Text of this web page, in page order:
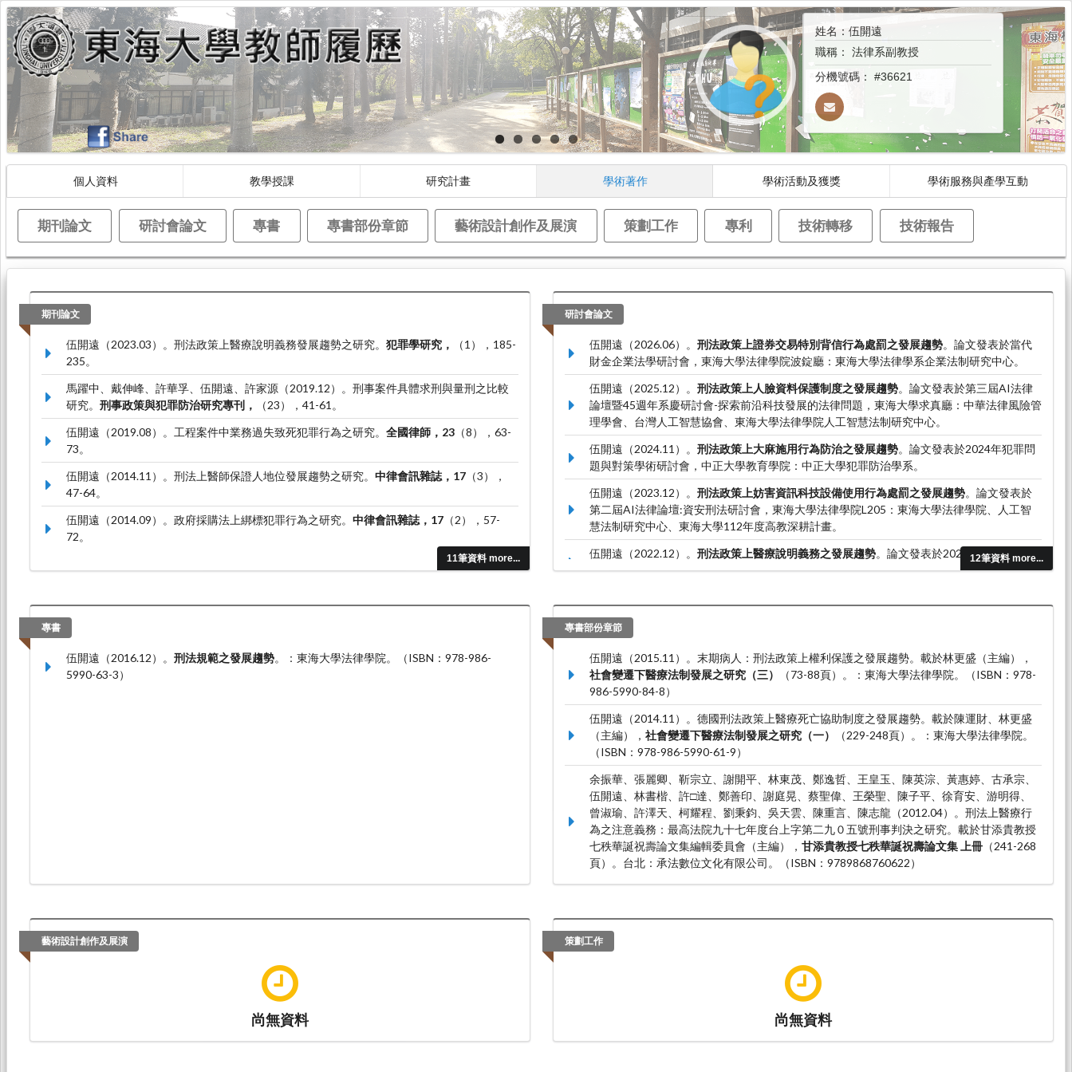
姓名：伍開遠
職稱： 法律系副教授
分機號碼： #36621
個人資料 教學授課 研究計畫 學術著作 學術活動及獲獎 學術服務與產學互動
期刊論文 研討會論文 專書 專書部份章節 藝術設計創作及展演 策劃工作 專利 技術轉移 技術報告
期刊論文
11筆資料 more...
伍開遠（2023.03）。刑法政策上醫療說明義務發展趨勢之研究。 犯罪學研究，
（1），185-
235。
馬躍中、戴伸峰、許華孚、伍開遠、許家源（2019.12）。刑事案件具體求刑與量刑之比較
研究。 刑事政策與犯罪防治研究專刊，
（23），41-61。
伍開遠（2019.08）。工程案件中業務過失致死犯罪行為之研究。 全國律師，23 （8），63-
73。
伍開遠（2014.11）。刑法上醫師保證人地位發展趨勢之研究。 中律會訊雜誌，17 （3），
47-64。
伍開遠（2014.09）。政府採購法上綁標犯罪行為之研究。 中律會訊雜誌，17 （2），57-
72。
研討會論文
12筆資料 more...
伍開遠（2026.06）。 刑法政策上證券交易特別背信行為處罰之發展趨勢。論文發表於當代
財金企業法學研討會，東海大學法律學院波錠廳：東海大學法律學系企業法制研究中心。
伍開遠（2025.12）。 刑法政策上人臉資料保護制度之發展趨勢。論文發表於第三屆AI法律
論壇暨45週年系慶研討會-探索前沿科技發展的法律問題，東海大學求真廳：中華法律風險管
理學會、台灣人工智慧協會、東海大學法律學院人工智慧法制研究中心。
伍開遠（2024.11）。 刑法政策上大麻施用行為防治之發展趨勢。論文發表於2024年犯罪問
題與對策學術研討會，中正大學教育學院：中正大學犯罪防治學系。
伍開遠（2023.12）。 刑法政策上妨害資訊科技設備使用行為處罰之發展趨勢。論文發表於
第二屆AI法律論壇:資安刑法研討會，東海大學法律學院L205：東海大學法律學院、人工智
慧法制研究中心、東海大學112年度高教深耕計畫。
伍開遠（2022.12）。 刑法政策上醫療說明義務之發展趨勢。論文發表於2022年犯罪問題與
對策學術研討會，中正大學教育學院二館：中正大學犯罪防治學系暨研究所。
專書
伍開遠（2016.12）。 刑法規範之發展趨勢。：東海大學法律學院。（ISBN：978-986-
5990-63-3）
專書部份章節
伍開遠（2015.11）。末期病人：刑法政策上權利保護之發展趨勢。載於林更盛（主編），
社會變遷下醫療法制發展之研究（三）
（73-88頁）。：東海大學法律學院。（ISBN：978-
986-5990-84-8）
伍開遠（2014.11）。德國刑法政策上醫療死亡協助制度之發展趨勢。載於陳運財、林更盛
（主編）， 社會變遷下醫療法制發展之研究（一）
（229-248頁）。：東海大學法律學院。
（ISBN：978-986-5990-61-9）
余振華、張麗卿、靳宗立、謝開平、林東茂、鄭逸哲、王皇玉、陳英淙、黃惠婷、古承宗、
伍開遠、林書楷、許□達、鄭善印、謝庭晃、蔡聖偉、王榮聖、陳子平、徐育安、游明得、
曾淑瑜、許澤天、柯耀程、劉秉鈞、吳天雲、陳重言、陳志龍（2012.04）。刑法上醫療行
為之注意義務：最高法院九十七年度台上字第二九０五號刑事判決之研究。載於甘添貴教授
七秩華誕祝壽論文集編輯委員會（主編）， 甘添貴教授七秩華誕祝壽論文集 上冊 （241-268
頁）。台北：承法數位文化有限公司。（ISBN：9789868760622）
藝術設計創作及展演
尚無資料
策劃工作
尚無資料